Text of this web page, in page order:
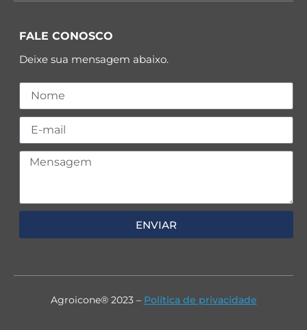
FALE CONOSCO
Deixe sua mensagem abaixo.
ENVIAR
Agroicone® 2023 – Política de privacidade